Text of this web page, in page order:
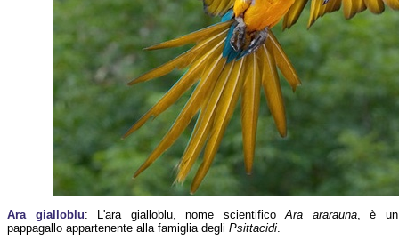
Ara gialloblu: L'ara gialloblu, nome scientificoAra ararauna, è un
pappagallo appartenente alla famiglia degli Psittacidi.